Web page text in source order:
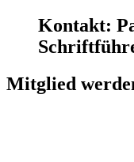
Kontakt:
Mitglied